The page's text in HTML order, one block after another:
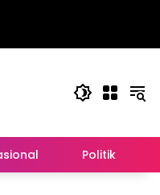
Politik